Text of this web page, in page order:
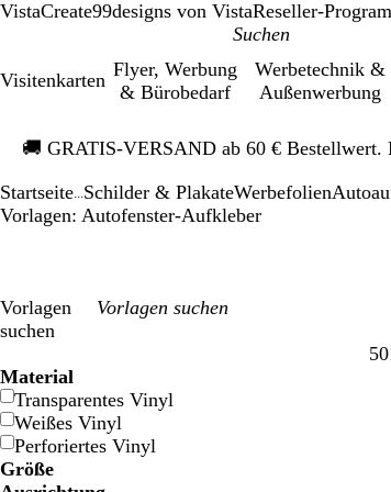
VistaCreate99designs von VistaReseller-
Visitenkarten
Flyer, Werbung
& Bürobedarf
Werbetechnik &
Außenwerbung
🚚 GRATIS-VERSAND ab 60 € Bestellwert.
1
Startseite Schilder & PlakateWerbefolien
Vorlagen: Autofenster-Aufkleber
Vorlagen
suchen
Material
Transparentes Vinyl
Weißes Vinyl
Perforiertes Vinyl
Größe